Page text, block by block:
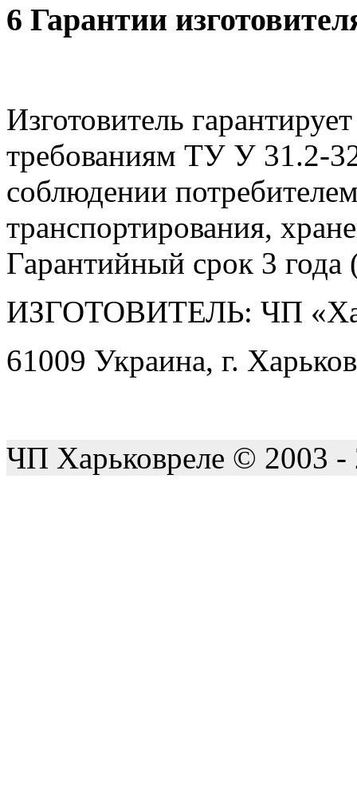
6 Гарантии
Изготовитель
требованиям ТУ У 31.2-
соблюдении
транспортирования,
Гарантийный срок 3 года
ИЗГОТОВИТЕЛЬ: ЧП
61009 Украина, г.
ЧП Харьковреле © 2003 -